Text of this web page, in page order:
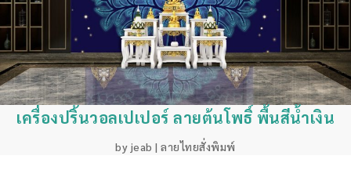
เครื่องปริ้นวอลเปเปอร์ ลายต้นโพธิ์ พื้นสีน้ำเงิน
by jeab |ลายไทยสั่งพิมพ์